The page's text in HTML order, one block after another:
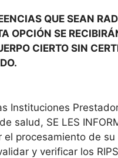
QUE SEAN
OPCIÓN SE
CIERTO SIN
Instituciones
salud, SE LES
el procesamiento de su
y verificar los